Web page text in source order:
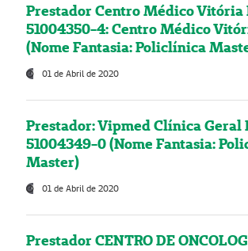
Prestador Centro Médico Vitória
51004350-4: Centro Médico
(Nome Fantasia: Policlínica
01 de Abril de 2020
Prestador: Vipmed Clínica Geral
51004349-0 (Nome Fantasia:
Master)
01 de Abril de 2020
Prestador CENTRO DE